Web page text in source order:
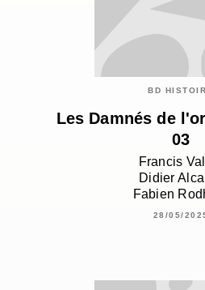
BD
Les Damnés de
03
Francis
Didier
Fabien
28/05/